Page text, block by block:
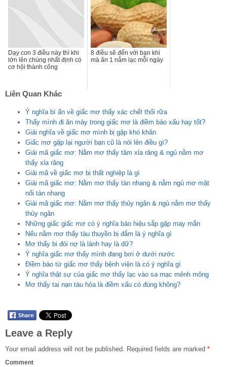
Dạy con 3 điều này thì khi
lớn lên chúng nhất định có
cơ hội thành công
8 điều sẽ đến với bạn khi
mà ăn 1 nắm lạc mỗi ngày
Liên Quan Khác
Ý nghĩa bí ẩn về giấc mơ thấy xác chết thối rữa
Thấy mình đi ăn mày trong giấc mơ là điềm báo xấu hay tốt?
Giải nghĩa về giấc mơ mình bị gặp khó khăn
Giấc mơ gặp lại người bạn cũ là nói lên điều gì?
Giải mã giấc mơ: Nằm mơ thấy tăm xỉa răng & ngủ nằm mơ
thấy xỉa răng
Giải mã về giấc mơ bị thất nghiệp là gì
Giải mã giấc mơ: Nằm mơ thấy tàn nhang & nằm ngủ mơ mặt
nổi tàn nhang
Giải mã giấc mơ: Nằm mơ thấy thủy ngân & ngủ nằm mơ thấy
thủy ngân
Những giấc giấc mơ có ý nghĩa báo hiệu sắp gặp may mắn
Nếu nằm mơ thấy tàu thuyền bị đắm là ý nghĩa gì
Mơ thấy bi đòi nợ là lành hay là dữ?
Ý nghĩa giấc mơ thấy mình đang bơi ở dưới nước
Điềm báo từ giấc mơ thấy bệnh viện là có ý nghĩa gì
Ý nghĩa thật sự của giấc mơ thấy lạc vào sa mạc mênh mông
Mơ thấy tai nạn tàu hỏa là điềm xấu có đúng không?
Leave a Reply
Your email address will not be published. Required fields are marked *
Comment